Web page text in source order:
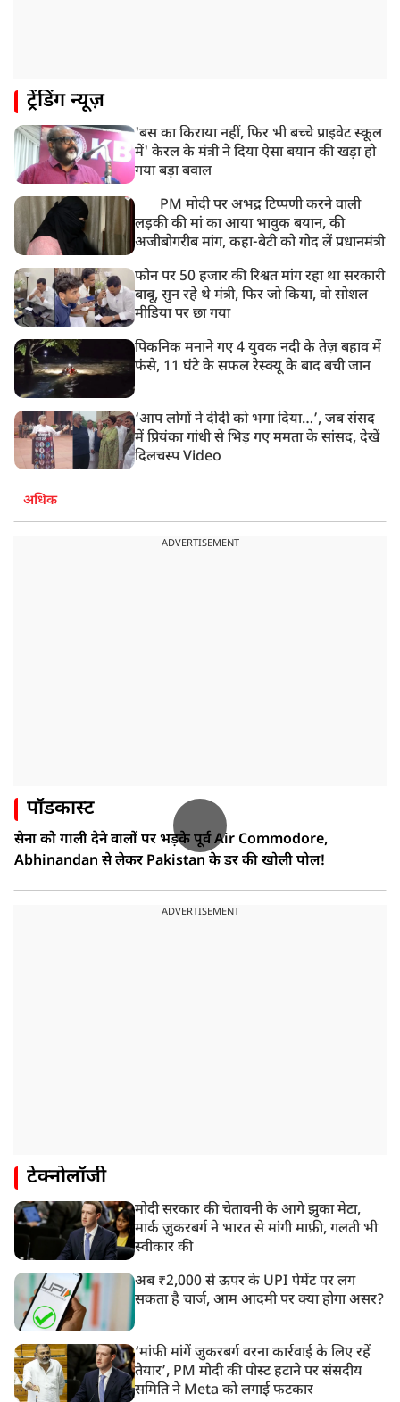
ट्रेंडिंग न्यूज़
'बस का किराया नहीं, फिर भी बच्चे प्राइवेट स्कूल
में' केरल के मंत्री ने दिया ऐसा बयान की खड़ा हो
गया बड़ा बवाल
PM मोदी पर अभद्र टिप्पणी करने वाली
लड़की की मां का आया भावुक बयान, की
अजीबोगरीब मांग, कहा-बेटी को गोद लें प्रधानमंत्री
फोन पर 50 हजार की रिश्वत मांग रहा था सरकारी
बाबू, सुन रहे थे मंत्री, फिर जो किया, वो सोशल
मीडिया पर छा गया
पिकनिक मनाने गए 4 युवक नदी के तेज़ बहाव में
फंसे, 11 घंटे के सफल रेस्क्यू के बाद बची जान
‘आप लोगों ने दीदी को भगा दिया…’, जब संसद
में प्रियंका गांधी से भिड़ गए ममता के सांसद, देखें
दिलचस्प Video
अधिक
ADVERTISEMENT
पॉडकास्ट
सेना को गाली देने वालों पर भड़के पूर्व Air Commodore,
Abhinandan से लेकर Pakistan के डर की खोली पोल!
ADVERTISEMENT
टेक्नोलॉजी
मोदी सरकार की चेतावनी के आगे झुका मेटा,
मार्क ज़ुकरबर्ग ने भारत से मांगी माफ़ी, गलती भी
स्वीकार की
अब ₹2,000 से ऊपर के UPI पेमेंट पर लग
सकता है चार्ज, आम आदमी पर क्या होगा असर?
‘मांफी मांगें जुकरबर्ग वरना कार्रवाई के लिए रहें
तैयार’, PM मोदी की पोस्ट हटाने पर संसदीय
समिति ने Meta को लगाई फटकार